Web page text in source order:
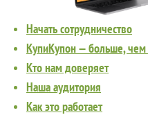
Начать сотрудничество
КупиКупон — больше, чем
Кто нам доверяет
Наша аудитория
Как это работает